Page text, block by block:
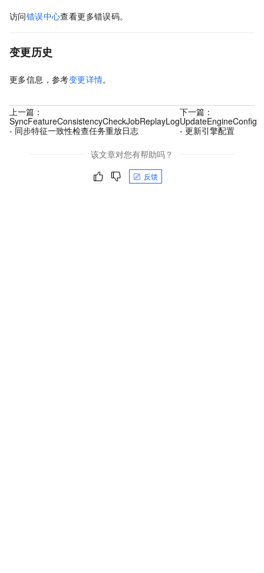
访问错误中心查看更多错误码。
变更历史
更多信息，参考变更详情。
上一篇：
SyncFeatureConsistencyCheckJobReplayLog
- 同步特征一致性检查任务重放日志
下一篇：
UpdateEngineConfig
- 更新引擎配置
该文章对您有帮助吗？
反馈